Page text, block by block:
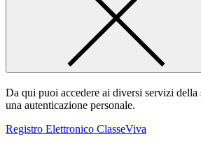
Da qui puoi accedere ai diversi servizi
una autenticazione personale.
Registro Elettronico ClasseViva